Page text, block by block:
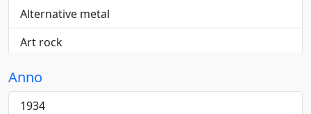
Alternative metal
Art rock
Blues
Anno
1934